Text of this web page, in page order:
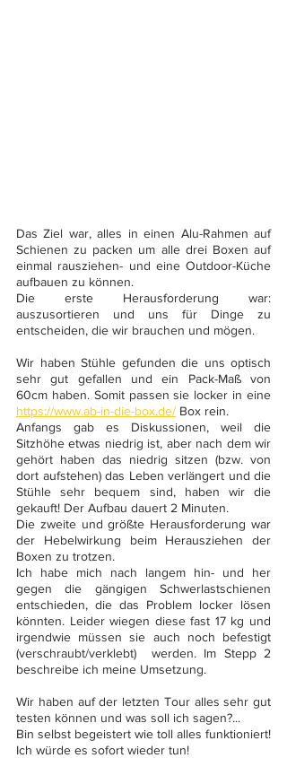
Das Ziel war, alles in einen Alu-Rahmen auf
Schienen zu packen um alle drei Boxen auf
einmal rausziehen- und eine Outdoor-Küche
aufbauen zu können.
Die erste Herausforderung war:
auszusortieren und uns für Dinge zu
entscheiden, die wir brauchen und mögen.
Wir haben Stühle gefunden die uns optisch
sehr gut gefallen und ein Pack-Maß von
https://www.ab-in-die-box.de/ Box rein.
Anfangs gab es Diskussionen, weil die
Sitzhöhe etwas niedrig ist, aber nach dem wir
gehört haben das niedrig sitzen (bzw. von
dort aufstehen) das Leben verlängert und die
Stühle sehr bequem sind, haben wir die
gekauft! Der Aufbau dauert 2 Minuten.
Die zweite und größte Herausforderung war
der Hebelwirkung beim Herausziehen der
Boxen zu trotzen.
Ich habe mich nach langem hin- und her
gegen die gängigen Schwerlastschienen
entschieden, die das Problem locker lösen
könnten. Leider wiegen diese fast 17 kg und
irgendwie müssen sie auch noch befestigt
(verschraubt/verklebt)  werden. Im Stepp 2
beschreibe ich meine Umsetzung.
Wir haben auf der letzten Tour alles sehr gut
testen können und was soll ich sagen?...
Bin selbst begeistert wie toll alles funktioniert!
Ich würde es sofort wieder tun!